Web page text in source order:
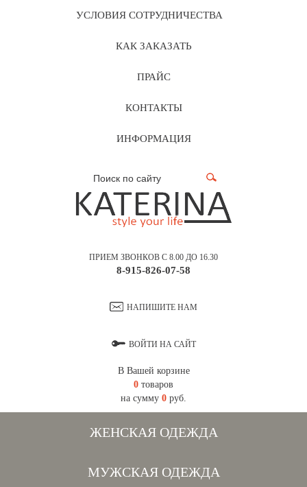
УСЛОВИЯ СОТРУДНИЧЕСТВА
КАК ЗАКАЗАТЬ
ПРАЙС
КОНТАКТЫ
ИНФОРМАЦИЯ
ПРИЕМ ЗВОНКОВ С 8.00 ДО 16.30
8-915-826-07-58
НАПИШИТЕ НАМ
ВОЙТИ НА САЙТ
В Вашей корзине
0 товаров
на сумму 0 руб.
ЖЕНСКАЯ ОДЕЖДА
МУЖСКАЯ ОДЕЖДА